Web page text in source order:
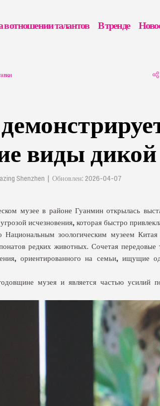
виды
Shenzhen | Обновлен: 2026-04-07
музее в районе Гуанмин открылась
исчезновения, которая быстро
Национальным зоологическим музеем
редких животных. Сочетая
ориентированного на семьи, ищущие
музея и является частью усилий
отношении талантов В тренде